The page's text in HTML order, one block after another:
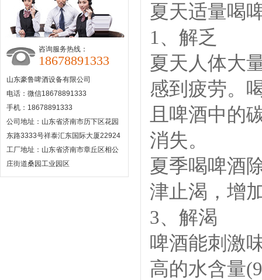
咨询服务热线：
18678891333
山东豪鲁啤酒设备有限公司
电话：微信18678891333
手机：18678891333
公司地址：山东省济南市历下区花园
东路3333号祥泰汇东国际大厦22924
工厂地址：山东省济南市章丘区相公
庄街道桑园工业园区
夏天适量喝
1、解乏
夏天人体大
感到疲劳。
且啤酒中的
消失。
夏季喝啤酒
津止渴，增
3、解渴
啤酒能刺激
高的水含量